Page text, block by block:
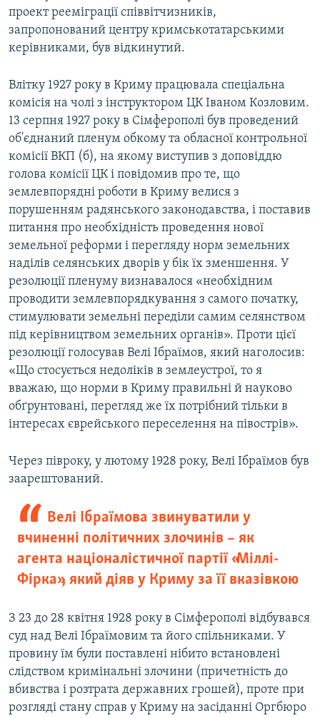
проект рееміграції співвітчизників,
запропонований центру кримськотатарськими
керівниками, був відкинутий.
Влітку 1927 року в Криму працювала спеціальна
комісія на чолі з інструктором ЦК Іваном Козловим.
13 серпня 1927 року в Сімферополі був проведений
об'єднаний пленум обкому та обласної контрольної
комісії ВКП (б), на якому виступив з доповіддю
голова комісії ЦК і повідомив про те, що
землевпорядні роботи в Криму велися з
порушенням радянського законодавства, і поставив
питання про необхідність проведення нової
земельної реформи і перегляду норм земельних
наділів селянських дворів у бік їх зменшення. У
резолюції пленуму визнавалося «необхідним
проводити землевпорядкування з самого початку,
стимулювати земельні переділи самим селянством
під керівництвом земельних органів». Проти цієї
резолюції голосував Велі Ібраїмов, який наголосив:
«Що стосується недоліків в землеустрої, то я
вважаю, що норми в Криму правильні й науково
обґрунтовані, перегляд же їх потрібний тільки в
інтересах єврейського переселення на півострів».
Через півроку, у лютому 1928 року, Велі Ібраїмов був
заарештований.
Велі Ібраїмова звинуватили у
вчиненні політичних злочинів – як
агента націоналістичної партії «Міллі-
Фірка», який діяв у Криму за її вказівкою
З 23 до 28 квітня 1928 року в Сімферополі відбувався
суд над Велі Ібраїмовим та його спільниками. У
провину їм були поставлені нібито встановлені
слідством кримінальні злочини (причетність до
вбивства і розтрата державних грошей), проте при
розгляді стану справ у Криму на засіданні Оргбюро